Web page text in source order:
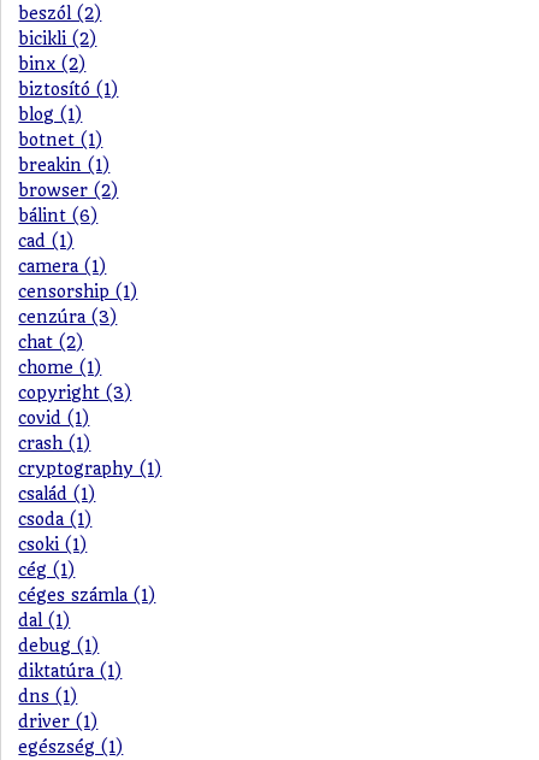
beszól (2)
bicikli (2)
binx (2)
biztosító (1)
blog (1)
botnet (1)
breakin (1)
browser (2)
bálint (6)
cad (1)
camera (1)
censorship (1)
cenzúra (3)
chat (2)
chome (1)
copyright (3)
covid (1)
crash (1)
cryptography (1)
család (1)
csoda (1)
csoki (1)
cég (1)
céges számla (1)
dal (1)
debug (1)
diktatúra (1)
dns (1)
driver (1)
egészség (1)